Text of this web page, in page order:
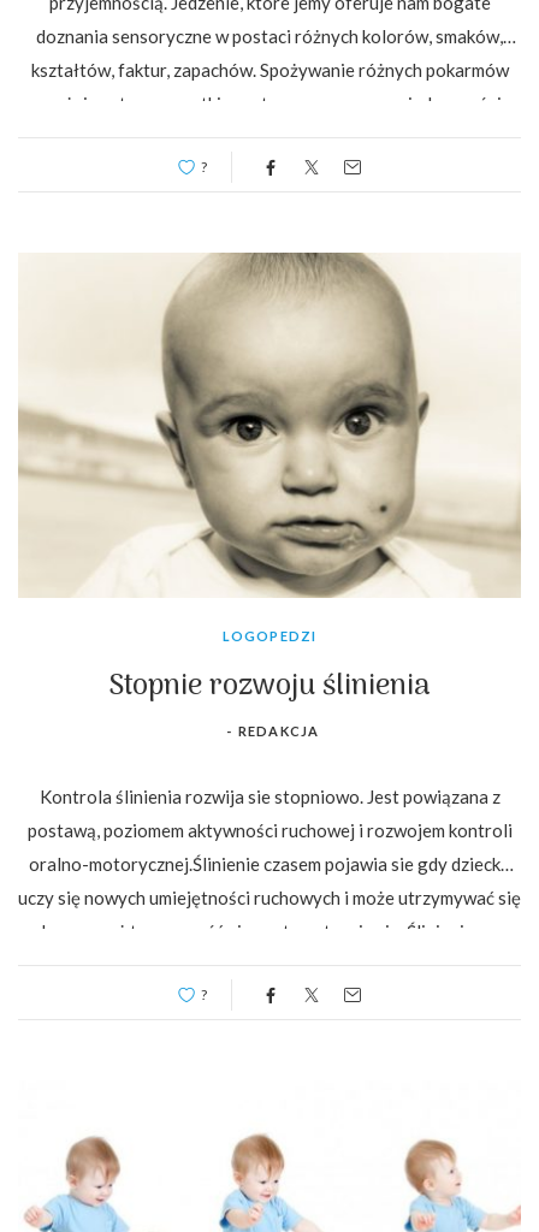
doznania sensoryczne w postaci różnych kolorów, smaków,
kształtów, faktur, zapachów. Spożywanie różnych pokarmów
angażuje zatem wszystkie systemy sensoryczne jednocześnie.
W przypadku dzieci z zaburzeniami przetwarzania
sensorycznego…
?
LOGOPEDZI
Stopnie rozwoju ślinienia
- REDAKCJA
Kontrola ślinienia rozwija sie stopniowo. Jest powiązana z
postawą, poziomem aktywności ruchowej i rozwojem kontroli
oralno-motorycznej.Ślinienie czasem pojawia sie gdy dziecko
uczy się nowych umiejętności ruchowych i może utrzymywać się
do czasu aż ta czynność nie zautomatyzuje się. Ślinienie w…
?